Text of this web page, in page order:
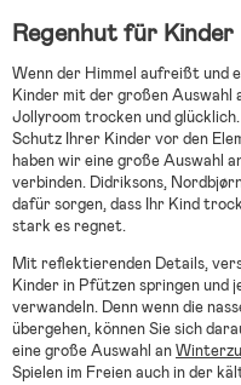
Regenhut für Kinder
Wenn der Himmel aufreißt und
Kinder mit der großen Auswahl
Jollyroom trocken und
Schutz Ihrer Kinder vor den
haben wir eine große Auswahl
verbinden. Didriksons,
dafür sorgen, dass Ihr Kind
stark es regnet.
Mit reflektierenden Details,
Kinder in Pfützen springen und
verwandeln. Denn wenn die
übergehen, können Sie sich
eine große Auswahl an
Spielen im Freien auch in der